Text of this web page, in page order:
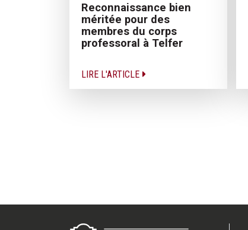
Reconnaissance bien
méritée pour des
membres du corps
professoral à Telfer
LIRE L'ARTICLE